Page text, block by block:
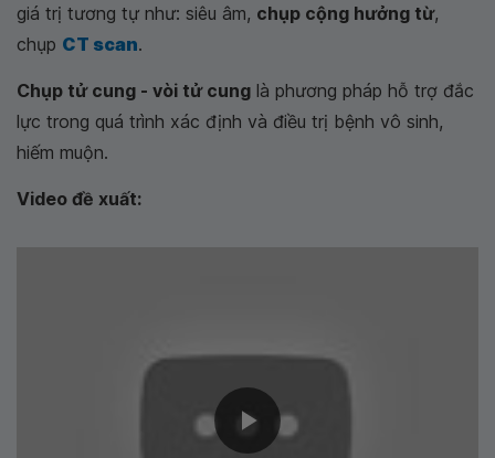
giá trị tương tự như: siêu âm, chụp cộng hưởng từ,
chụp CT scan.
Chụp tử cung - vòi tử cung là phương pháp hỗ trợ đắc
lực trong quá trình xác định và điều trị bệnh vô sinh,
hiếm muộn.
Video đề xuất: